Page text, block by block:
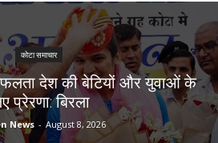
कोटा समाचार
देश की बेटियों और युवाओं के
प्रेरणा: बिरला
News - August 8, 2026